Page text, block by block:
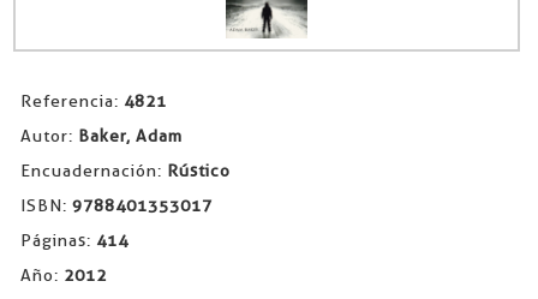
Referencia: 4821
Autor: Baker, Adam
Encuadernación: Rústico
ISBN: 9788401353017
Páginas: 414
Año: 2012